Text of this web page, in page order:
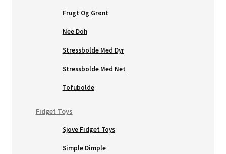
Frugt Og Grønt
Nee Doh
Stressbolde Med Dyr
Stressbolde Med Net
Tofubolde
Fidget Toys
Sjove Fidget Toys
Simple Dimple